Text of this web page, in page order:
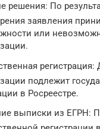
решения: По
заявления
или
регистрация:
подлежит
в Росреестре.
выписки из ЕГРН: